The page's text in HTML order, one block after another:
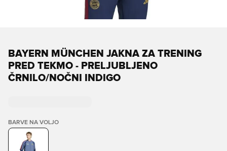
BAYERN MÜNCHEN JAKNA ZA TRENING
PRED TEKMO - PRELJUBLJENO
ČRNILO/NOČNI INDIGO
BARVE NA VOLJO